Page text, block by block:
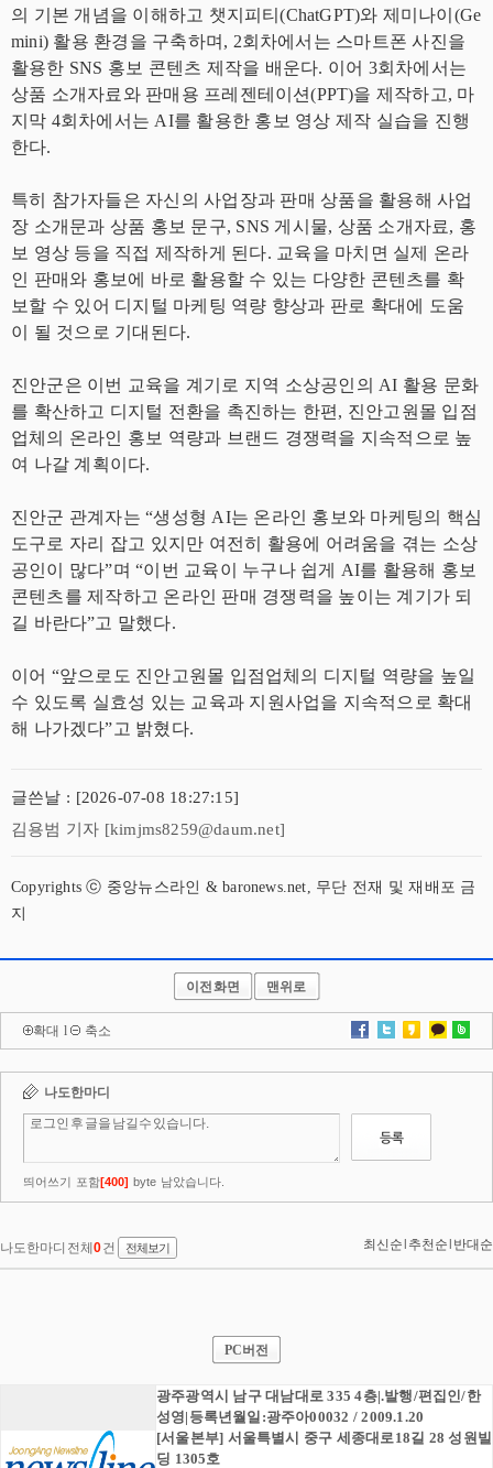
의 기본 개념을 이해하고 챗지피티(ChatGPT)와 제미나이(Ge
mini) 활용 환경을 구축하며, 2회차에서는 스마트폰 사진을
활용한 SNS 홍보 콘텐츠 제작을 배운다. 이어 3회차에서는
상품 소개자료와 판매용 프레젠테이션(PPT)을 제작하고, 마
지막 4회차에서는 AI를 활용한 홍보 영상 제작 실습을 진행
한다.
특히 참가자들은 자신의 사업장과 판매 상품을 활용해 사업
장 소개문과 상품 홍보 문구, SNS 게시물, 상품 소개자료, 홍
보 영상 등을 직접 제작하게 된다. 교육을 마치면 실제 온라
인 판매와 홍보에 바로 활용할 수 있는 다양한 콘텐츠를 확
보할 수 있어 디지털 마케팅 역량 향상과 판로 확대에 도움
이 될 것으로 기대된다.
진안군은 이번 교육을 계기로 지역 소상공인의 AI 활용 문화
를 확산하고 디지털 전환을 촉진하는 한편, 진안고원몰 입점
업체의 온라인 홍보 역량과 브랜드 경쟁력을 지속적으로 높
여 나갈 계획이다.
진안군 관계자는 “생성형 AI는 온라인 홍보와 마케팅의 핵심
도구로 자리 잡고 있지만 여전히 활용에 어려움을 겪는 소상
공인이 많다”며 “이번 교육이 누구나 쉽게 AI를 활용해 홍보
콘텐츠를 제작하고 온라인 판매 경쟁력을 높이는 계기가 되
길 바란다”고 말했다.
이어 “앞으로도 진안고원몰 입점업체의 디지털 역량을 높일
수 있도록 실효성 있는 교육과 지원사업을 지속적으로 확대
해 나가겠다”고 밝혔다.
글쓴날 : [2026-07-08 18:27:15]
김용범 기자 [kimjms8259@daum.net]
Copyrights ⓒ 중앙뉴스라인 & baronews.net, 무단 전재 및 재배포 금
지
이전화면 맨위로
확대 l 축소
PC버전
광주광역시 남구 대남대로 335 4층|.발행/편집인/한
성영|등록년월일:광주아00032 / 2009.1.20
[서울본부] 서울특별시 중구 세종대로18길 28 성원빌
딩 1305호